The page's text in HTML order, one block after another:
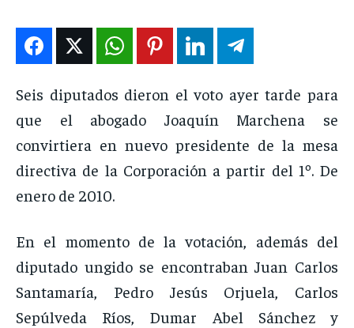
EN VIVO
NOSOTROS
PUATE CON NOSOTROS
EN VIVO
NOSOTROS
PUATE CON NOSOTROS
EN VIVO
NOSOTROS
PUATE CON NOSOTROS
EN VIVO
NOSOTROS
PUATE CON NOSOTROS
Seis diputados dieron el voto ayer tarde para
que el abogado Joaquín Marchena se
convirtiera en nuevo presidente de la mesa
directiva de la Corporación a partir del 1º. De
enero de 2010.
En el momento de la votación, además del
diputado ungido se encontraban Juan Carlos
Santamaría, Pedro Jesús Orjuela, Carlos
Sepúlveda Ríos, Dumar Abel Sánchez y